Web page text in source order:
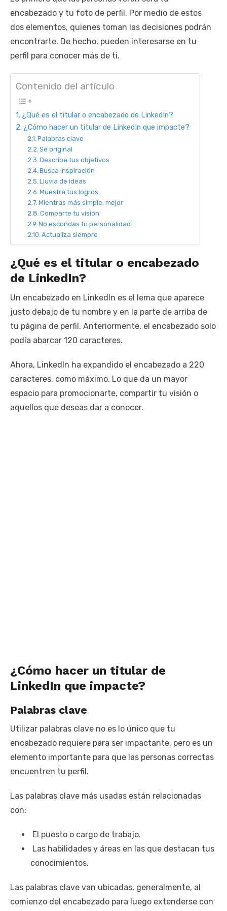
encabezado y tu foto de perfil. Por medio de estos
dos elementos, quienes toman las decisiones podrán
encontrarte. De hecho, pueden interesarse en tu
perfil para conocer más de ti.
Contenido del artículo
¿Qué es el titular o encabezado de LinkedIn?
¿Cómo hacer un titular de LinkedIn que impacte?
Palabras clave
Sé original
Describe tus objetivos
Busca inspiración
Lluvia de ideas
Muestra tus logros
Mientras más simple, mejor
Comparte tu visión
No escondas tu personalidad
Actualiza siempre
¿Qué es el titular o encabezado
de LinkedIn?
Un encabezado en LinkedIn es el lema que aparece
justo debajo de tu nombre y en la parte de arriba de
tu página de perfil. Anteriormente, el encabezado solo
podía abarcar 120 caracteres.
Ahora, LinkedIn ha expandido el encabezado a 220
caracteres, como máximo. Lo que da un mayor
espacio para promocionarte, compartir tu visión o
aquellos que deseas dar a conocer.
¿Cómo hacer un titular de
LinkedIn que impacte?
Palabras clave
Utilizar palabras clave no es lo único que tu
encabezado requiere para ser impactante, pero es un
elemento importante para que las personas correctas
encuentren tu perfil.
Las palabras clave más usadas están relacionadas
con:
El puesto o cargo de trabajo.
Las habilidades y áreas en las que destacan tus
conocimientos.
Las palabras clave van ubicadas, generalmente, al
comienzo del encabezado para luego extenderse con